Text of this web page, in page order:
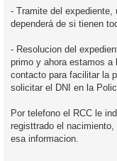
- Tramite del expediente,
dependerá de si tienen
- Resolucion del
primo y ahora estamos a
contacto para facilitar la
solicitar el DNI en la
Por telefono el RCC le
registtrado el
esa informacion.